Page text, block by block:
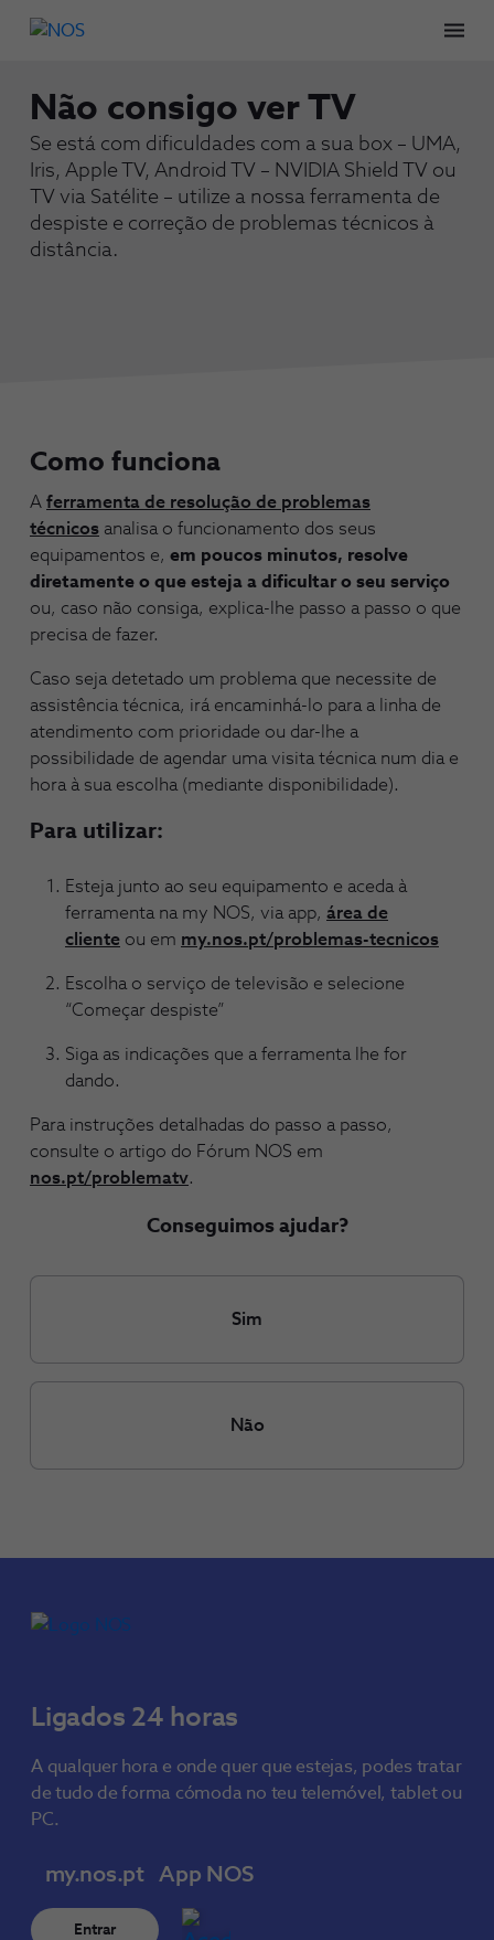
Não consigo ver TV
Se está com dificuldades com a sua box – UMA,
Iris, Apple TV, Android TV – NVIDIA Shield TV ou
TV via Satélite – utilize a nossa ferramenta de
despiste e correção de problemas técnicos à
distância.
Como funciona
A ferramenta de resolução de problemas
técnicos analisa o funcionamento dos seus
equipamentos e, em poucos minutos, resolve
diretamente o que esteja a dificultar o seu serviço
ou, caso não consiga, explica-lhe passo a passo o que
precisa de fazer.
Caso seja detetado um problema que necessite de
assistência técnica, irá encaminhá-lo para a linha de
atendimento com prioridade ou dar-lhe a
possibilidade de agendar uma visita técnica num dia e
hora à sua escolha (mediante disponibilidade).
Para utilizar:
Esteja junto ao seu equipamento e aceda à
ferramenta na my NOS, via app, área de
cliente ou em my.nos.pt/problemas-tecnicos
Escolha o serviço de televisão e selecione
“Começar despiste”
Siga as indicações que a ferramenta lhe for
dando.
Para instruções detalhadas do passo a passo,
consulte o artigo do Fórum NOS em
nos.pt/problematv.
Conseguimos ajudar?
Sim
Não
Ligados 24 horas
A qualquer hora e onde quer que estejas, podes tratar
de tudo de forma cómoda no teu telemóvel, tablet ou
PC.
my.nos.pt
Entrar
App NOS